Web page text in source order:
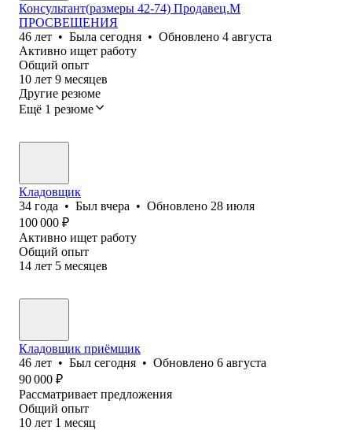
Консультант(размеры 42-74) Продавец.М
ПРОСВЕЩЕНИЯ
46 лет • Была сегодня • Обновлено 4 августа
Активно ищет работу
Общий опыт
10 лет 9 месяцев
Другие резюме
Ещё 1 резюме
Кладовщик
34 года • Был вчера • Обновлено 28 июля
100 000 ₽
Активно ищет работу
Общий опыт
14 лет 5 месяцев
Кладовщик приёмщик
46 лет • Был сегодня • Обновлено 6 августа
90 000 ₽
Рассматривает предложения
Общий опыт
10 лет 1 месяц